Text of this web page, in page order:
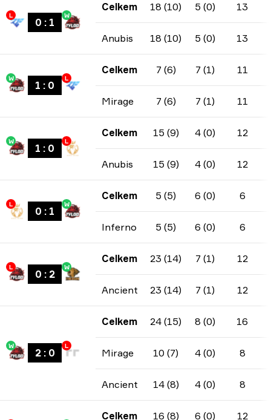
L
0 : 1
W
Celkem 18 (10) 5 (0) 13
Anubis 18 (10) 5 (0) 13
W
1 : 0
L
Celkem 7 (6) 7 (1) 11
Mirage 7 (6) 7 (1) 11
W
1 : 0
L
Celkem 15 (9) 4 (0) 12
Anubis 15 (9) 4 (0) 12
L
0 : 1
W
Celkem 5 (5) 6 (0) 6
Inferno 5 (5) 6 (0) 6
L
0 : 2
W
Celkem 23 (14) 7 (1) 12
Ancient 23 (14) 7 (1) 12
W
2: 0
L
Celkem 24 (15) 8 (0) 16
Mirage 10 (7) 4 (0) 8
Ancient 14 (8) 4 (0) 8
Celkem 16 (8) 6 (0) 12